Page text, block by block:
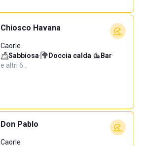
Chiosco Havana
Caorle
Sabbiosa· Doccia calda· Bar·
e altri 6…
Don Pablo
Caorle